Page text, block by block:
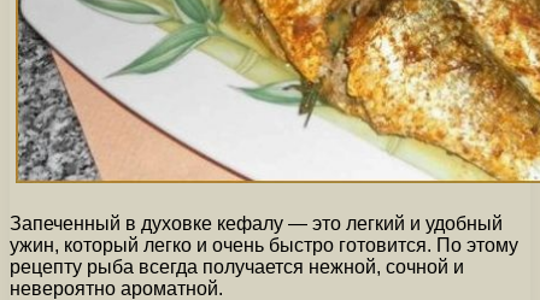
Запеченный в духовке кефалу — это легкий и удобный
ужин, который легко и очень быстро готовится. По этому
рецепту рыба всегда получается нежной, сочной и
невероятно ароматной.